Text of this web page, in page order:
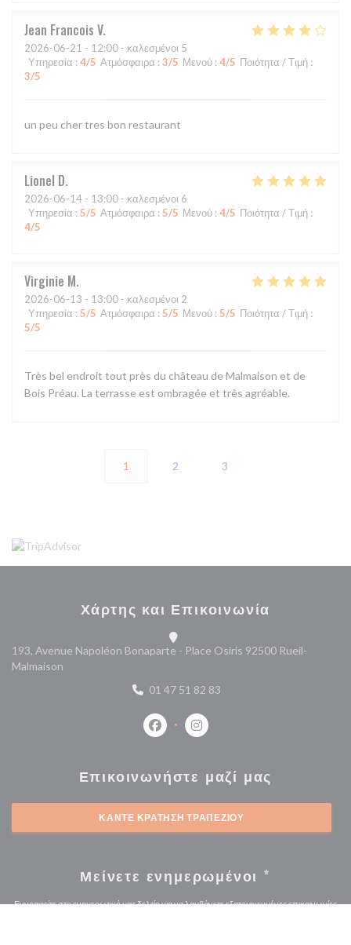
Jean Francois V
2026-06-21 - 12:00 - καλεσμένοι 5
Υπηρεσία : 4/5 Ατμόσφαιρα : 3/5 Μενού : 4/5 Ποιότητα / Τιμή :
3/5
un peu cher tres bon restaurant
Lionel D
2026-06-14 - 13:00 - καλεσμένοι 6
Υπηρεσία : 5/5 Ατμόσφαιρα : 5/5 Μενού : 4/5 Ποιότητα / Τιμή :
4/5
Virginie M
2026-06-13 - 13:00 - καλεσμένοι 2
Υπηρεσία : 5/5 Ατμόσφαιρα : 5/5 Μενού : 5/5 Ποιότητα / Τιμή :
5/5
Très bel endroit tout près du château de Malmaison et de
Bois Préau. La terrasse est ombragée et très agréable.
1 2 3
Χάρτης και Επικοινωνία
193, Avenue Napoléon Bonaparte - Place Osiris 92500 Rueil-
Malmaison
01 47 51 82 83
Facebook ((ανοίγει σε νέο
Instagram ((ανοίγει σε νέο
Επικοινωνήστε μαζί μας
ΚΆΝΤΕ ΚΡΆΤΗΣΗ ΤΡΑΠΕΖΙΟΎ
Μείνετε ενημερωμένοι *
Εγγραφείτε στο ενημερωτικό μας δελτίο για να λαμβάνετε εξατομικευμένες επικοινωνίες